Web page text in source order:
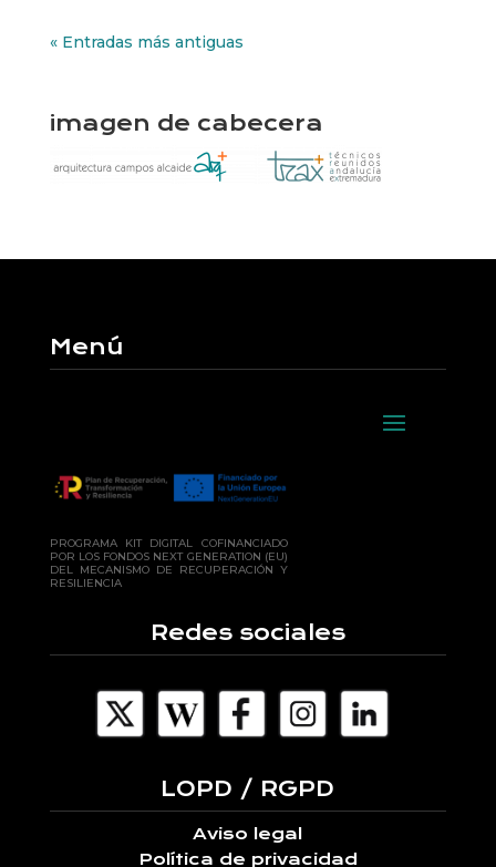
« Entradas más antiguas
imagen de cabecera
Menú
PROGRAMA KIT DIGITAL COFINANCIADO
POR LOS FONDOS NEXT GENERATION (EU)
DEL MECANISMO DE RECUPERACIÓN Y
RESILIENCIA
Redes sociales
LOPD / RGPD
Aviso legal
Política de privacidad